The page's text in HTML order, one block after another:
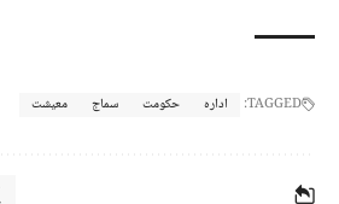
TAGGED: ادارہ حکومت سماج معیشت